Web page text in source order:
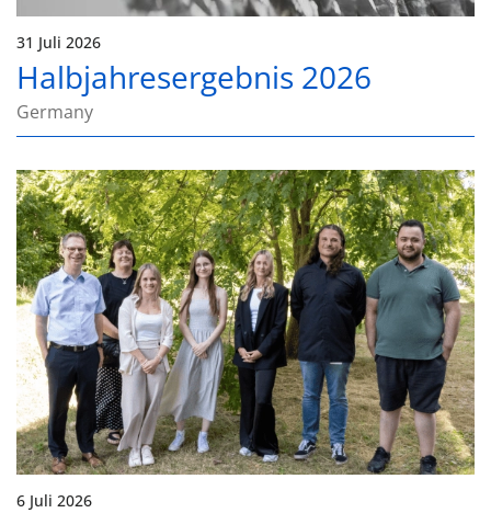
31 Juli 2026
Halbjahresergebnis 2026
Germany
6 Juli 2026